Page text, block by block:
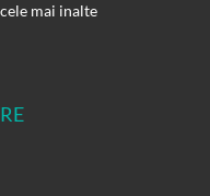
mai inalte